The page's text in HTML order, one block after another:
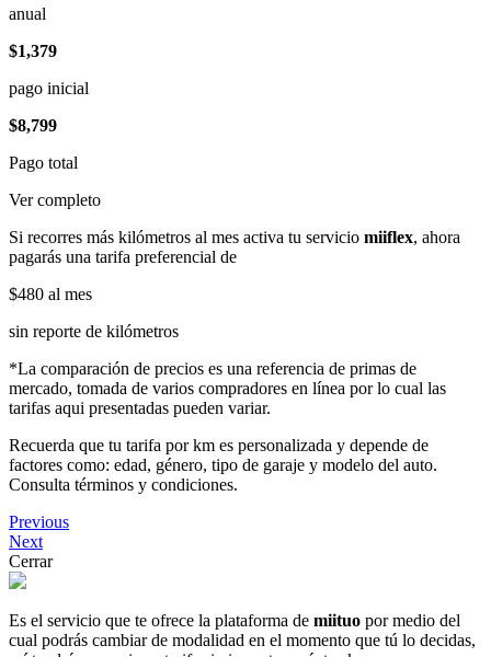
anual
$1,379
pago inicial
$8,799
Pago total
Ver completo
Si recorres más kilómetros al mes activa tu servicio miiflex, ahora
pagarás una tarifa preferencial de
$480 al mes
sin reporte de kilómetros
*La comparación de precios es una referencia de primas de
mercado, tomada de varios compradores en línea por lo cual las
tarifas aqui presentadas pueden variar.
Recuerda que tu tarifa por km es personalizada y depende de
factores como: edad, género, tipo de garaje y modelo del auto.
Consulta términos y condiciones.
Previous
Next
Cerrar
Es el servicio que te ofrece la plataforma de miituo por medio del
cual podrás cambiar de modalidad en el momento que tú lo decidas,